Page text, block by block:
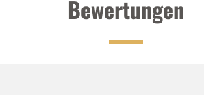
Bewertungen